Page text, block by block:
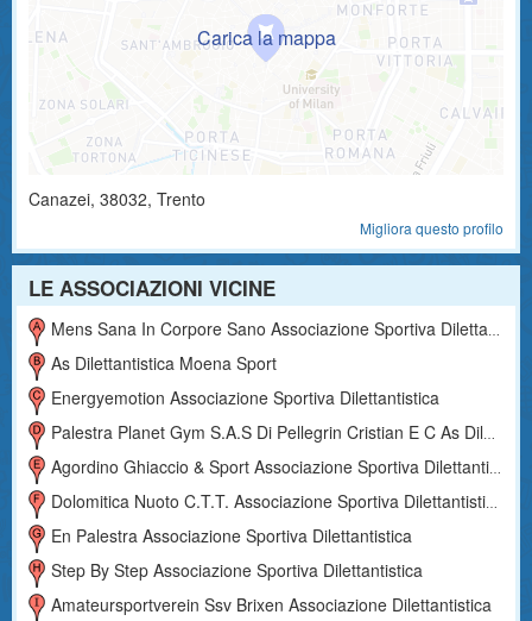
Canazei, 38032, Trento
Migliora questo profilo
LE ASSOCIAZIONI VICINE
Mens Sana In Corpore Sano Associazione Sportiva Dilettantistica
As Dilettantistica Moena Sport
Energyemotion Associazione Sportiva Dilettantistica
Palestra Planet Gym S.a.s Di Pellegrin Cristian E C As Dilettantistica
Agordino Ghiaccio & Sport Associazione Sportiva Dilettantistica
Dolomitica Nuoto C.t.t. Associazione Sportiva Dilettantistica
En Palestra Associazione Sportiva Dilettantistica
Step By Step Associazione Sportiva Dilettantistica
Amateursportverein Ssv Brixen Associazione Dilettantistica